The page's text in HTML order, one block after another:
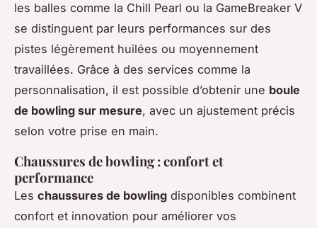
les balles comme la Chill Pearl ou la GameBreaker V
se distinguent par leurs performances sur des
pistes légèrement huilées ou moyennement
travaillées. Grâce à des services comme la
personnalisation, il est possible d’obtenir une boule
de bowling sur mesure, avec un ajustement précis
selon votre prise en main.
Chaussures de bowling : confort et
performance
Les chaussures de bowling disponibles combinent
confort et innovation pour améliorer vos